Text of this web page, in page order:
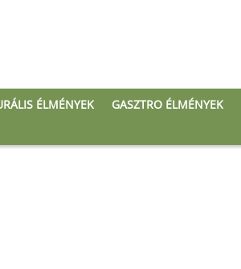
ÉLMÉNYEK GASZTRO ÉLMÉNYEK